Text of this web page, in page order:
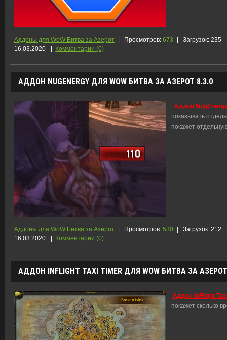
Аддоны для WoW Битва за Азерот | Просмотров: 673 | Загрузок: 235
|
16.03.2020
| Комментарии (0)
АДДОН NUGENERGY ДЛЯ WOW БИТВА ЗА АЗЕРОТ 8.3.0
Аддон
показывать
покажет
Аддоны для WoW Битва за Азерот | Просмотров: 530 | Загрузок: 212
|
16.03.2020
| Комментарии (0)
АДДОН INFLIGHT TAXI TIMER ДЛЯ WOW БИТВА ЗА
Аддон InFlight
покажет сколько